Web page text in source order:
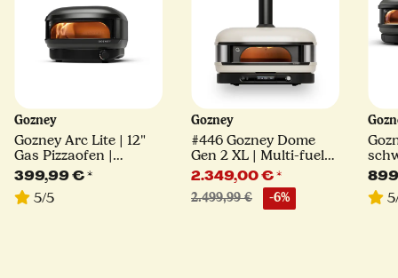
Gozney
Gozney Arc Lite | 12"
Gas Pizzaofen |
schwarz
399,99 €*
5/5
Gozney
#446 Gozney Dome
Gen 2 XL | Multi-fuel
Pizzaofen | creme
2.349,00 €*
2.499,99 € -6%